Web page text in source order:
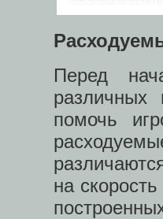
Перед
различных
помочь
на